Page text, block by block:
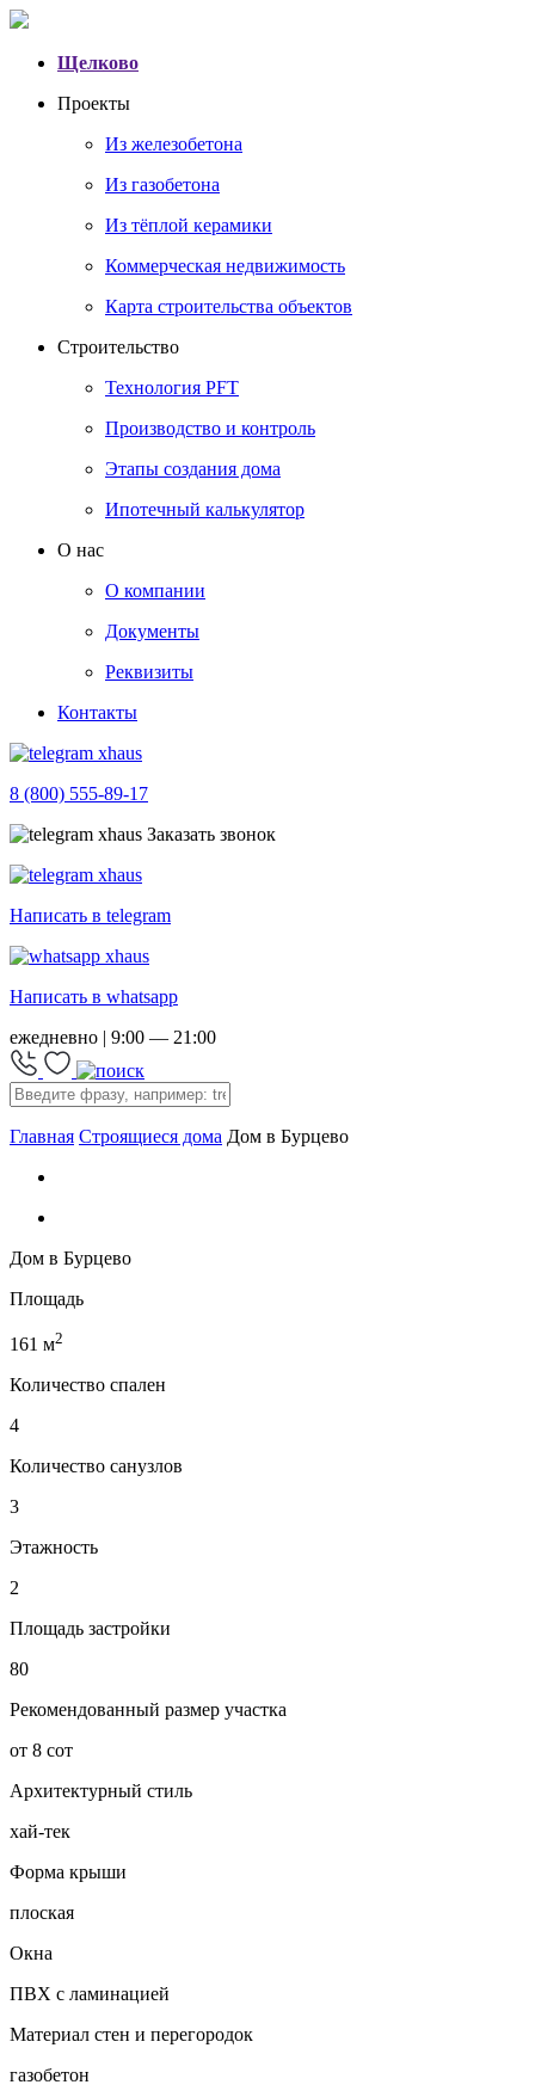
Щелково
Проекты
Из железобетона
Из газобетона
Из тёплой керамики
Коммерческая недвижимость
Карта строительства объектов
Строительство
Технология PFT
Производство и контроль
Этапы создания дома
Ипотечный калькулятор
О нас
О компании
Документы
Реквизиты
Контакты
8 (800) 555-89-17
Заказать звонок
Написать в telegram
Написать в whatsapp
ежедневно | 9:00 — 21:00
Главная Строящиеся дома Дом в Бурцево
Дом в Бурцево
Площадь
161 м2
Количество спален
4
Количество санузлов
3
Этажность
2
Площадь застройки
80
Рекомендованный размер участка
от 8 сот
Архитектурный стиль
хай-тек
Форма крыши
плоская
Окна
ПВХ с ламинацией
Материал стен и перегородок
газобетон